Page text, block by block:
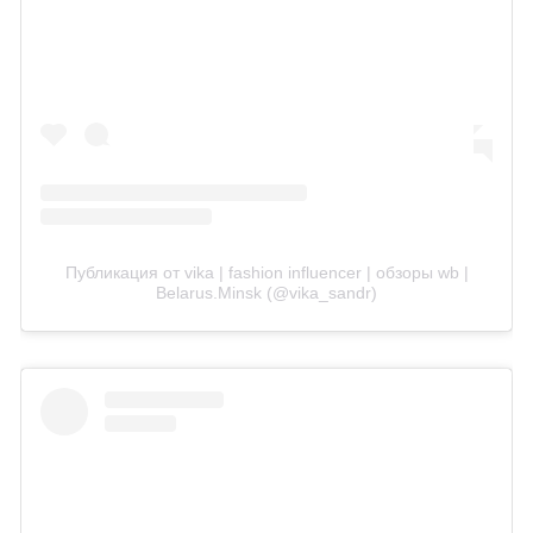
Публикация от vika | fashion influencer | обзоры wb |
Belarus.Minsk (@vika_sandr)